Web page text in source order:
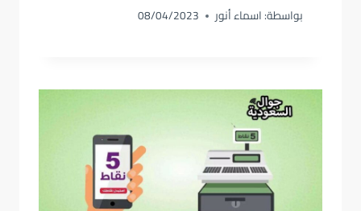
بواسطة:اسماء أنور 08/04/2023